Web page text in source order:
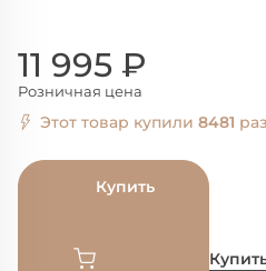
11 995 ₽
Розничная цена
Этот товар купили 8481 раз
Купить